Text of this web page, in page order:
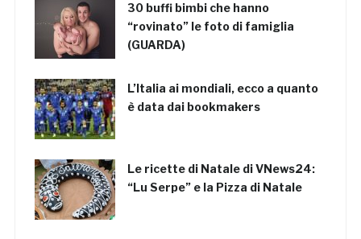
30 buffi bimbi che hanno
“rovinato” le foto di famiglia
(GUARDA)
L’Italia ai mondiali, ecco a quanto
è data dai bookmakers
Le ricette di Natale di VNews24:
“Lu Serpe” e la Pizza di Natale